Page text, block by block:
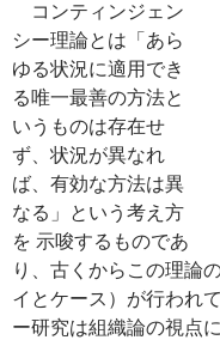
コンティンジェン
シー理論とは「あら
ゆる状況に適用でき
る唯一最善の方法と
いうものは存在せ
ず、状況が異なれ
ば、有効な方法は異
なる」という考え方
を 示唆するものであ
り、古くからこの理論
イとケース）が行われ
ー研究は組織論の視点